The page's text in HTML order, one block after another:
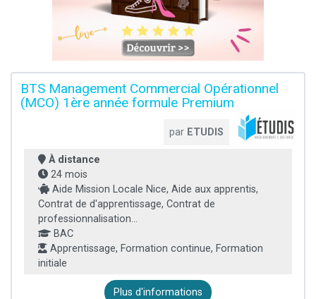
BTS Management Commercial Opérationnel
(MCO) 1ère année formule Premium
par ETUDIS
À distance
24 mois
Aide Mission Locale Nice, Aide aux apprentis,
Contrat de d'apprentissage, Contrat de
professionnalisation...
BAC
Apprentissage, Formation continue, Formation
initiale
Plus d'informations